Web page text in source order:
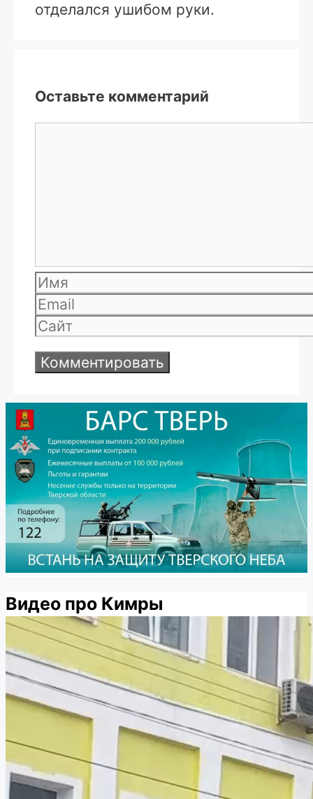
отделался ушибом руки.
Оставьте комментарий
Имя
Email
Сайт
Видео про Кимры